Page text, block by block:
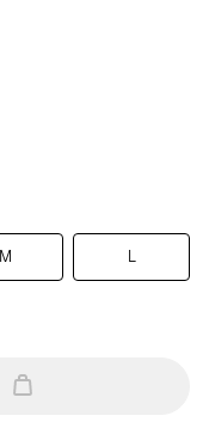
M L